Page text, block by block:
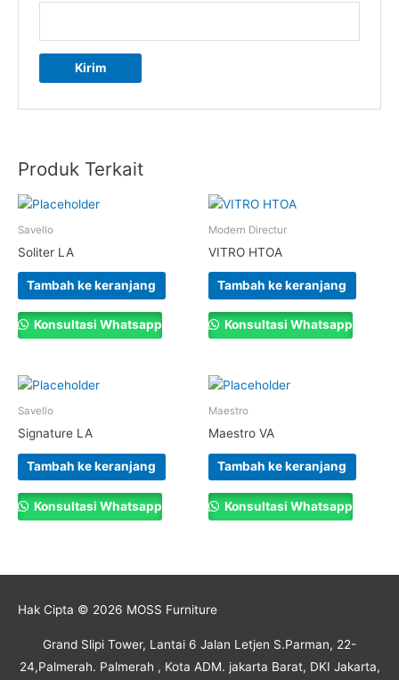
Produk Terkait
Savello
Soliter LA
Tambah ke keranjang
Konsultasi Whatsapp
Modern Directur
VITRO HTOA
Tambah ke keranjang
Konsultasi Whatsapp
Savello
Signature LA
Tambah ke keranjang
Konsultasi Whatsapp
Maestro
Maestro VA
Tambah ke keranjang
Konsultasi Whatsapp
Hak Cipta © 2026 MOSS Furniture
Grand Slipi Tower, Lantai 6 Jalan Letjen S.Parman, 22-
24,Palmerah. Palmerah , Kota ADM. jakarta Barat, DKI Jakarta,